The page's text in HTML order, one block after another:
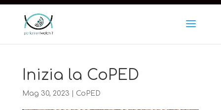
https://www.iubenda.com/privacy-policy/10543258
Inizia la CoPED
Mag 30, 2023 CoPED